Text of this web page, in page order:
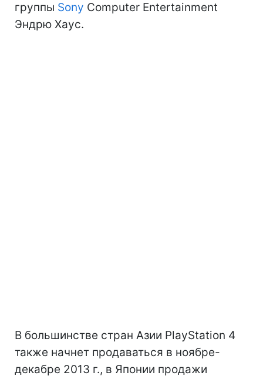
группы Sony Computer Entertainment
Эндрю Хаус.
В большинстве стран Азии PlayStation 4
также начнет продаваться в ноябре-
декабре 2013 г., в Японии продажи